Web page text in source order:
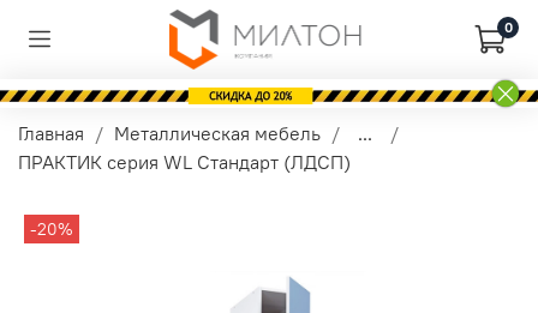
0
Главная Металлическая мебель
...
ПРАКТИК серия WL Стандарт (ЛДСП)
-20%